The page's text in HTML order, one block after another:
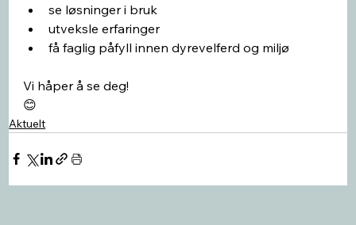
se løsninger i bruk
utveksle erfaringer
få faglig påfyll innen dyrevelferd og miljø
Vi håper å se deg!
😊
Aktuelt